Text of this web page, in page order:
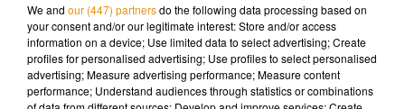
We and our (447) partnersdo the following data processing based on
your consent and/or our legitimate interest: Store and/or access
information on a device; Use limited data to select advertising; Create
profiles for personalised advertising; Use profiles to select personalised
advertising; Measure advertising performance; Measure content
performance; Understand audiences through statistics or combinations